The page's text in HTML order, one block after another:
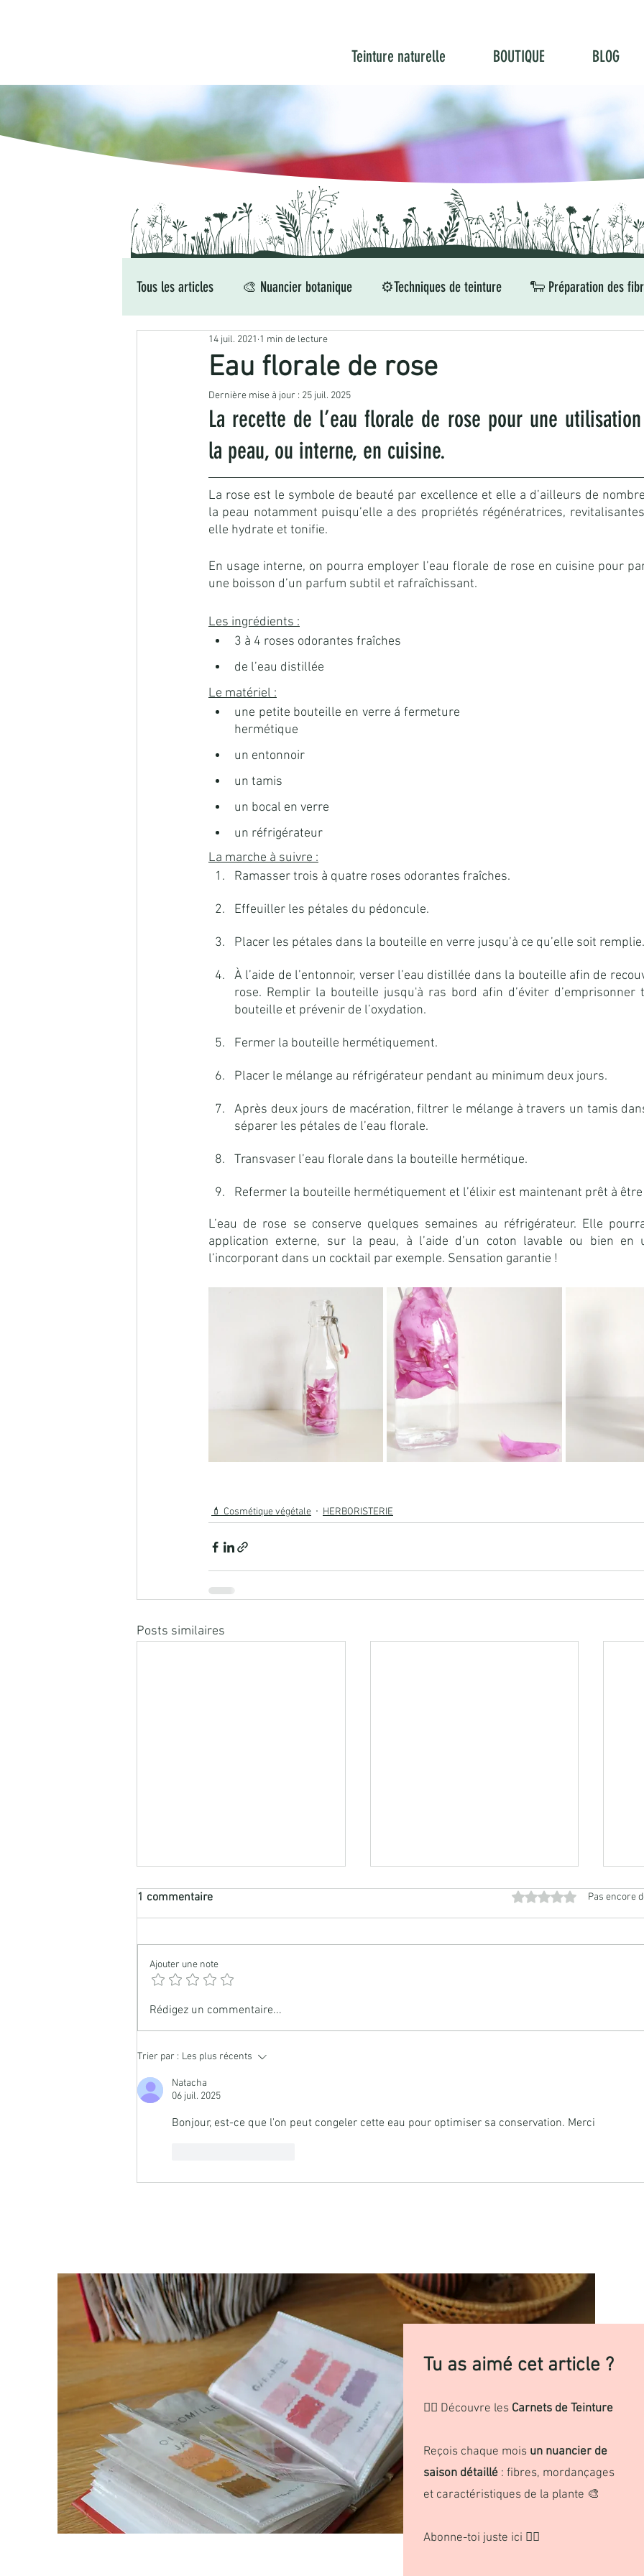
Teinture naturelle BOUTIQUE BLOG
Tous les articles 🎨 Nuancier botanique ⚙️Techniques de teinture 🐑 Préparation des
👗 Revalorisation textile 🍽️ Cuisine sauvage
TEINTURE NATURELLE HERBORISTERIE
Eau florale de rose
14 juil. 2021 1 min de lecture
Dernière mise à jour : 25 juil. 2025
La recette de l’eau florale de rose pour une
la peau, ou interne, en cuisine.
La rose est le symbole de beauté par excellence et elle a d’ailleurs de
la peau notamment puisqu’elle a des propriétés régénératrices,
elle hydrate et tonifie.
En usage interne, on pourra employer l’eau florale de rose en cuisine pour
une boisson d’un parfum subtil et rafraîchissant.
Les ingrédients :
3 à 4 roses odorantes fraîches
de l’eau distillée
Le matériel :
une petite bouteille en verre á fermeture
hermétique
un entonnoir
un tamis
un bocal en verre
un réfrigérateur
La marche à suivre :
Ramasser trois à quatre roses odorantes fraîches.
Effeuiller les pétales du pédoncule.
Placer les pétales dans la bouteille en verre jusqu’à ce qu’elle soit remplie.
À l’aide de l’entonnoir, verser l’eau distillée dans la bouteille afin de
rose. Remplir la bouteille jusqu'à ras bord afin d’éviter d’emprisonner
bouteille et prévenir de l’oxydation.
Fermer la bouteille hermétiquement.
Placer le mélange au réfrigérateur pendant au minimum deux jours.
Après deux jours de macération, filtrer le mélange à travers un tamis
séparer les pétales de l’eau florale.
Transvaser l’eau florale dans la bouteille hermétique.
Refermer la bouteille hermétiquement et l’élixir est maintenant prêt à
L’eau de rose se conserve quelques semaines au réfrigérateur. Elle
application externe, sur la peau, à l’aide d’un coton lavable ou bien en
l’incorporant dans un cocktail par exemple. Sensation garantie !
💄 Cosmétique végétale HERBORISTERIE
Posts similaires
Macérât huileux solarisé de
1 commentaire Noté 0 étoile sur 5.
Pas encore
Ajouter une note
Rédigez un commentaire...
Trier par : Les plus récents
Natacha
06 juil. 2025
Bonjour, est-ce que l'on peut congeler cette eau pour optimiser sa conservation. Merci
Tu as aimé cet article ?
👉🏼 Découvre les Carnets de Teinture
Reçois chaque mois un nuancier de
saison détaillé : fibres, mordançages
et caractéristiques de la plante 🎨
Abonne-toi juste ici 👉🏼